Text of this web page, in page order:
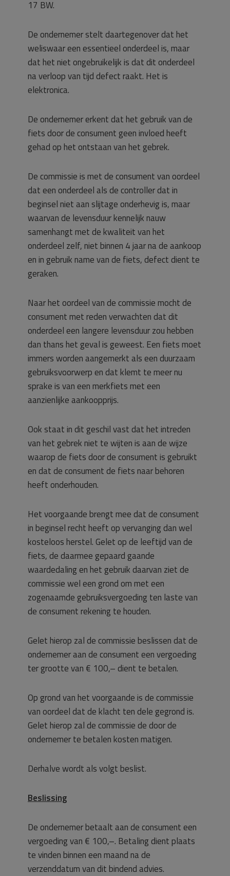
17 BW.
De ondernemer stelt daartegenover dat het
weliswaar een essentieel onderdeel is, maar
dat het niet ongebruikelijk is dat dit onderdeel
na verloop van tijd defect raakt. Het is
elektronica.
De ondernemer erkent dat het gebruik van de
fiets door de consument geen invloed heeft
gehad op het ontstaan van het gebrek.
De commissie is met de consument van oordeel
dat een onderdeel als de controller dat in
beginsel niet aan slijtage onderhevig is, maar
waarvan de levensduur kennelijk nauw
samenhangt met de kwaliteit van het
onderdeel zelf, niet binnen 4 jaar na de aankoop
en in gebruik name van de fiets, defect dient te
geraken.
Naar het oordeel van de commissie mocht de
consument met reden verwachten dat dit
onderdeel een langere levensduur zou hebben
dan thans het geval is geweest. Een fiets moet
immers worden aangemerkt als een duurzaam
gebruiksvoorwerp en dat klemt te meer nu
sprake is van een merkfiets met een
aanzienlijke aankoopprijs.
Ook staat in dit geschil vast dat het intreden
van het gebrek niet te wijten is aan de wijze
waarop de fiets door de consument is gebruikt
en dat de consument de fiets naar behoren
heeft onderhouden.
Het voorgaande brengt mee dat de consument
in beginsel recht heeft op vervanging dan wel
kosteloos herstel. Gelet op de leeftijd van de
fiets, de daarmee gepaard gaande
waardedaling en het gebruik daarvan ziet de
commissie wel een grond om met een
zogenaamde gebruiksvergoeding ten laste van
de consument rekening te houden.
Gelet hierop zal de commissie beslissen dat de
ondernemer aan de consument een vergoeding
ter grootte van € 100,– dient te betalen.
Op grond van het voorgaande is de commissie
van oordeel dat de klacht ten dele gegrond is.
Gelet hierop zal de commissie de door de
ondernemer te betalen kosten matigen.
Derhalve wordt als volgt beslist.
Beslissing
De ondernemer betaalt aan de consument een
vergoeding van € 100,–. Betaling dient plaats
te vinden binnen een maand na de
verzenddatum van dit bindend advies.